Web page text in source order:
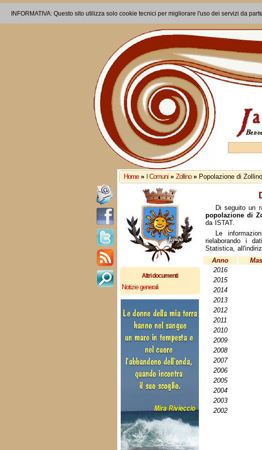
INFORMATIVA: Questo sito utilizza solo cookie tecnici per migliorare l'uso dei servizi da
Home » I Comuni » Zollino » Popolazione di Zollino
Altri documenti
Notizie generali
Di seguito un
popolazione di
da ISTAT.
Le
rielaborando i
Statistica,
Anno
2016
2015
2014
2013
2012
2011
2010
2009
2008
2007
2006
2005
2004
2003
2002